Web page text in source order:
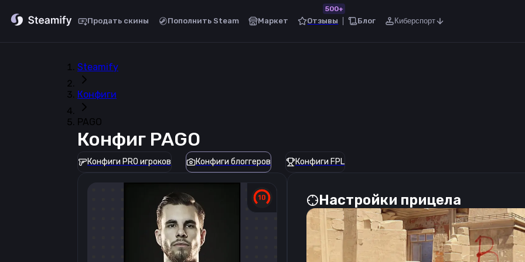
Продать скины Пополнить Steam Маркет Отзывы
500+
Блог Киберспорт
Steamify
Конфиги
PAGO
Конфиг PAGO
Конфиги PRO игроков Конфиги блоггеров Конфиги FPL
Настройки прицела